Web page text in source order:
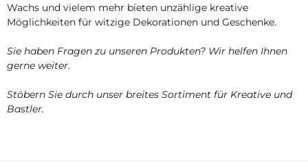
Wachs und vielem mehr bieten unzählige kreative
Möglichkeiten für witzige Dekorationen und Geschenke.
Sie haben Fragen zu unseren Produkten? Wir helfen Ihnen
gerne weiter.
Stöbern Sie durch unser breites Sortiment für Kreative und
Bastler.